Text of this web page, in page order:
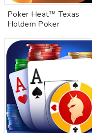
Poker Heat™ Texas
Holdem Poker